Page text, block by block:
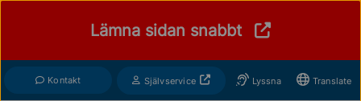
Lämna sidan snabbt
Kontakt SjälvserviceÖppnas i nytt fönsterLyssna Translate